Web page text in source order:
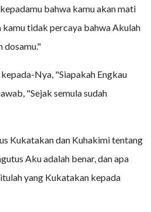
bahwa kamu akan mati
kamu tidak percaya bahwa Akulah
dosamu."
Nya, "Siapakah Engkau
"Sejak semula sudah
Kukatakan dan Kuhakimi tentang
Aku adalah benar, dan apa
yang Kukatakan kepada